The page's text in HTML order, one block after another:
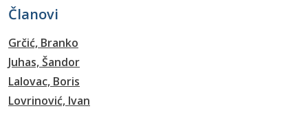
Članovi
Grčić, Branko
Juhas, Šandor
Lalovac, Boris
Lovrinović, Ivan